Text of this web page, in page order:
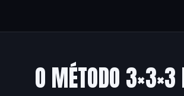
O MÉTODO 3×3×3